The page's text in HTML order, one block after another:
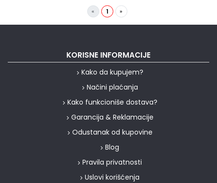
« 1 »
KORISNE INFORMACIJE
Kako da kupujem?
Načini plaćanja
Kako funkcioniše dostava?
Garancija & Reklamacije
Odustanak od kupovine
Blog
Pravila privatnosti
Uslovi korišćenja